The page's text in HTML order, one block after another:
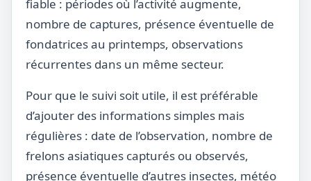
fiable : périodes où l’activité augmente,
nombre de captures, présence éventuelle de
fondatrices au printemps, observations
récurrentes dans un même secteur.
Pour que le suivi soit utile, il est préférable
d’ajouter des informations simples mais
régulières : date de l’observation, nombre de
frelons asiatiques capturés ou observés,
présence éventuelle d’autres insectes, météo